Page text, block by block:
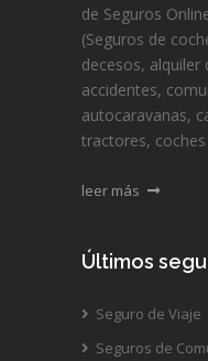
de Seguros
(Seguros de
decesos, alquiler
accidentes,
autocaravanas,
tractores,
leer más
Últimos
Seguro de Viaje
Seguros de